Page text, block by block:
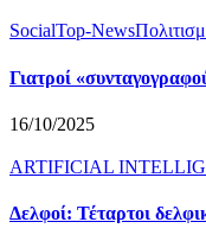
SocialTop-News
Γιατροί
16/10/2025
ARTIFICIAL
Δελφοί: Τέταρτοι